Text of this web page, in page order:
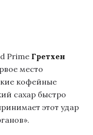
Prime Гретхен
место
кофейные
сахар быстро
этот удар